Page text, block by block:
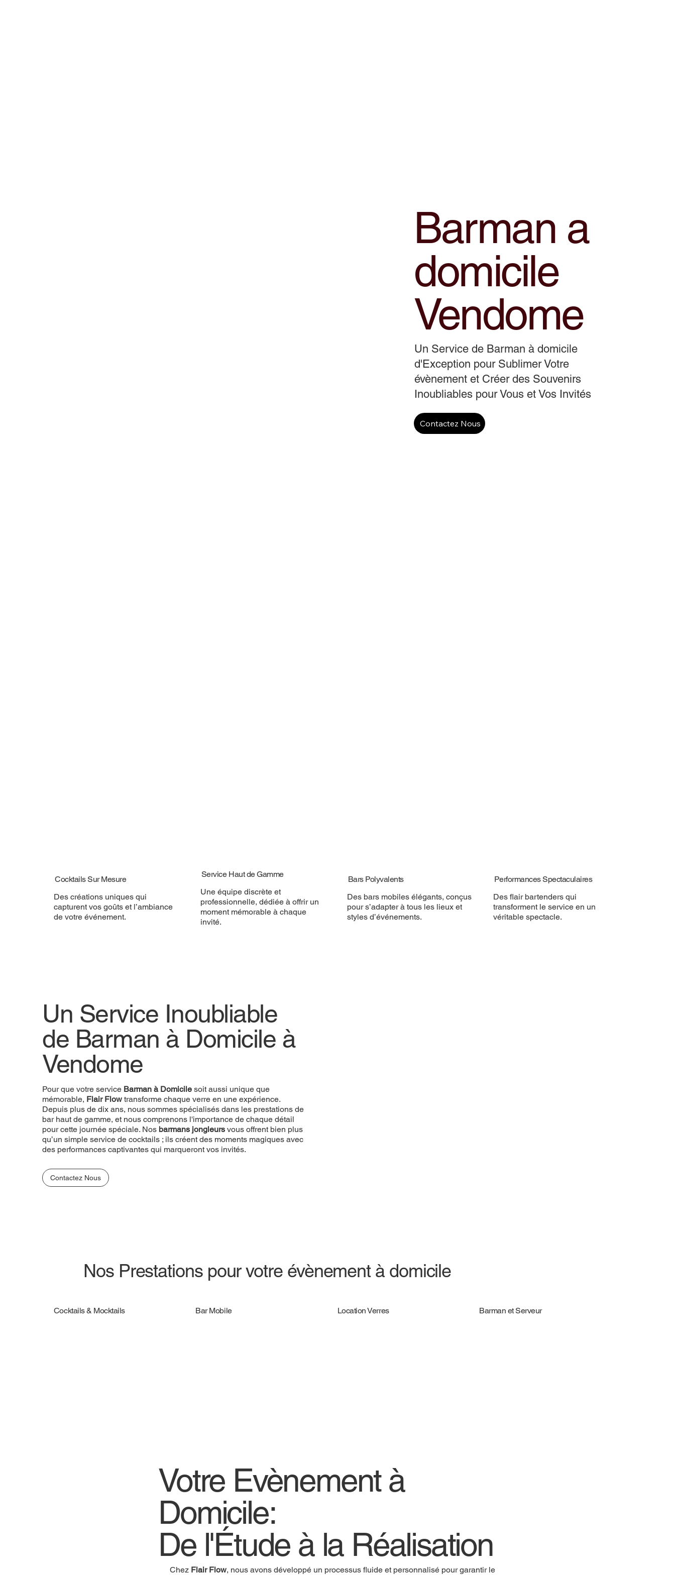
Barman a
domicile
Vendome
Un Service de Barman à domicile
d'Exception pour Sublimer Votre
évènement et Créer des Souvenirs
Inoubliables pour Vous et Vos Invités
Contactez Nous
Cocktails Sur Mesure
Des créations uniques qui
capturent vos goûts et l’ambiance
de votre événement.
Service Haut de Gamme
Une équipe discrète et
professionnelle, dédiée à offrir un
moment mémorable à chaque
invité.
Bars Polyvalents
Des bars mobiles élégants, conçus
pour s’adapter à tous les lieux et
styles d’événements.
Performances Spectaculaires
Des flair bartenders qui
transforment le service en un
véritable spectacle.
Un Service Inoubliable
de Barman à Domicile à
Vendome
Pour que votre service Barman à Domicile soit aussi unique que
mémorable, Flair Flow transforme chaque verre en une expérience.
Depuis plus de dix ans, nous sommes spécialisés dans les prestations de
bar haut de gamme, et nous comprenons l'importance de chaque détail
pour cette journée spéciale. Nos barmans jongleurs vous offrent bien plus
qu’un simple service de cocktails ; ils créent des moments magiques avec
des performances captivantes qui marqueront vos invités.
Contactez Nous
Nos Prestations pour votre évènement à domicile
Cocktails & Mocktails Bar Mobile Location Verres Barman et Serveur
Votre Evènement à
Domicile:
De l'Étude à la Réalisation
Chez Flair Flow, nous avons développé un processus fluide et personnalisé pour garantir le